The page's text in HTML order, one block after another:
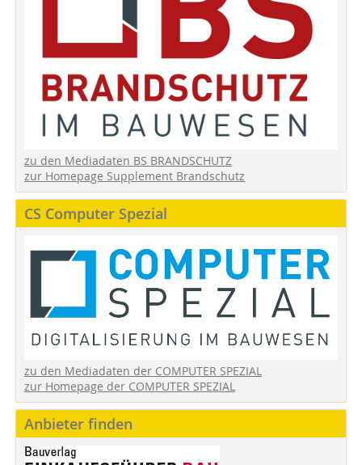
zu den Mediadaten BS BRANDSCHUTZ
zur Homepage Supplement Brandschutz
CS Computer Spezial
zu den Mediadaten der COMPUTER SPEZIAL
zur Homepage der COMPUTER SPEZIAL
Anbieter finden